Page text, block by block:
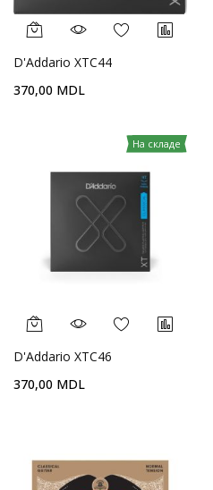
D'Addario XTC44
370,00 MDL
На складе
D'Addario XTC46
370,00 MDL